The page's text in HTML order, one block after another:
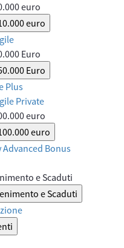
euro
euro
Euro
Euro
Plus
Private
euro
euro
Advanced Bonus
e Scaduti
e Scaduti